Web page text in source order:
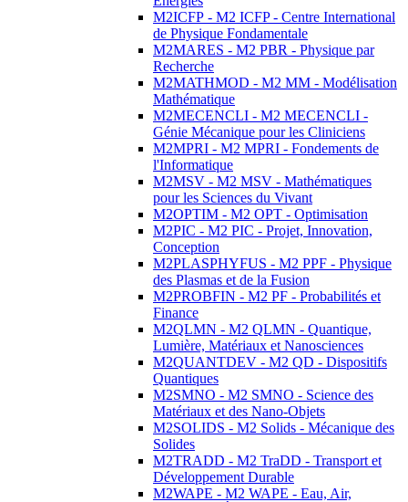
M2ICFP - M2 ICFP - Centre International
de Physique Fondamentale
M2MARES - M2 PBR - Physique par
Recherche
M2MATHMOD - M2 MM - Modélisation
Mathématique
M2MECENCLI - M2 MECENCLI -
Génie Mécanique pour les Cliniciens
M2MPRI - M2 MPRI - Fondements de
l'Informatique
M2MSV - M2 MSV - Mathématiques
pour les Sciences du Vivant
M2OPTIM - M2 OPT - Optimisation
M2PIC - M2 PIC - Projet, Innovation,
Conception
M2PLASPHYFUS - M2 PPF - Physique
des Plasmas et de la Fusion
M2PROBFIN - M2 PF - Probabilités et
Finance
M2QLMN - M2 QLMN - Quantique,
Lumière, Matériaux et Nanosciences
M2QUANTDEV - M2 QD - Dispositifs
Quantiques
M2SMNO - M2 SMNO - Science des
Matériaux et des Nano-Objets
M2SOLIDS - M2 Solids - Mécanique des
Solides
M2TRADD - M2 TraDD - Transport et
Développement Durable
M2WAPE - M2 WAPE - Eau, Air,